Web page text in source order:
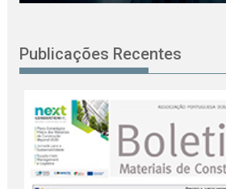
Publicações Recentes